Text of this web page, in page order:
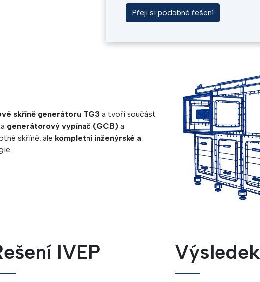
Přeji si podobné řešení
skříně generátoru TG3 a tvoří součást
generátorový vypínač (GCB) a
skříně, ale kompletní inženýrské a
IVEP Výsledek